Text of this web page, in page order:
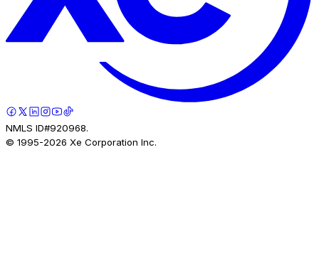
NMLS ID#920968.
© 1995-2026 Xe Corporation Inc.